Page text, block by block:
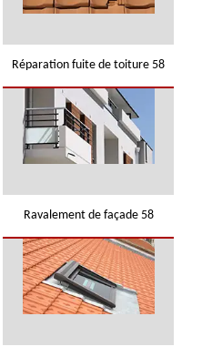
Réparation fuite de toiture 58
Ravalement de façade 58